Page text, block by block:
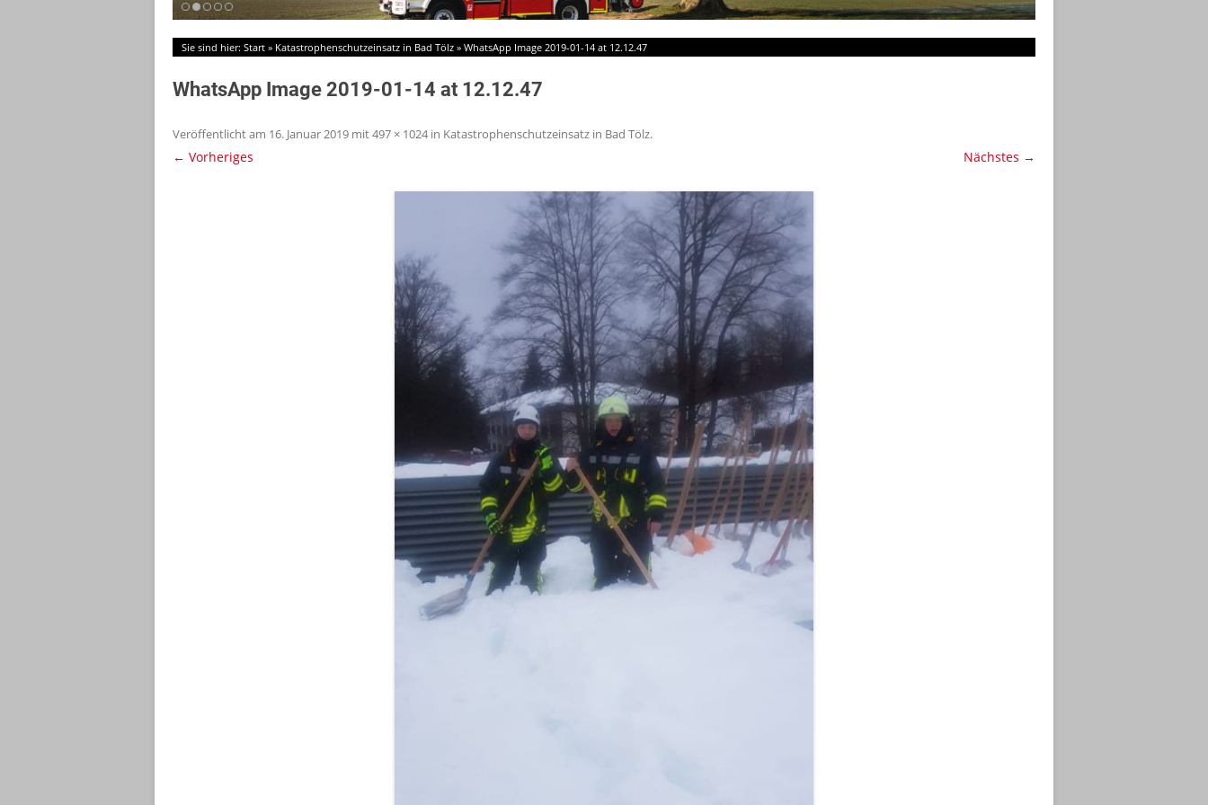
Sie sind hier: Start » Katastrophenschutzeinsatz in Bad Tölz » WhatsApp Image 2019-01-14 at 12.12.47
WhatsApp Image 2019-01-14 at 12.12.47
Veröffentlicht am 16. Januar 2019 mit497 × 1024 in Katastrophenschutzeinsatz in Bad Tölz.
← Vorheriges Nächstes →